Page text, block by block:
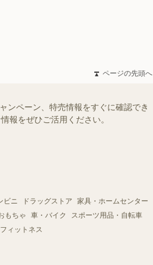
ページの先頭へ
ンペーン、特売情報をすぐに確認でき
報をぜひご活用ください。
ビニ ドラッグストア
家具・ホームセンター
もちゃ
車・バイク
スポーツ用品・自転車
ィットネス